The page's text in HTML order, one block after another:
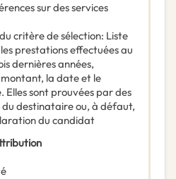
sur des services
critère de sélection: Liste
prestations effectuées au
dernières années,
la date et le
Elles sont prouvées par des
destinataire ou, à défaut,
du candidat